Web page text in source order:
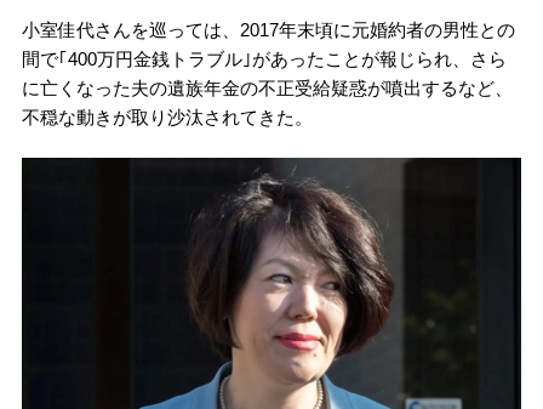
小室佳代さんを巡っては、2017年末頃に元婚約者の男性との
間で｢400万円金銭トラブル｣があったことが報じられ、さら
に亡くなった夫の遺族年金の不正受給疑惑が噴出するなど、
不穏な動きが取り沙汰されてきた。